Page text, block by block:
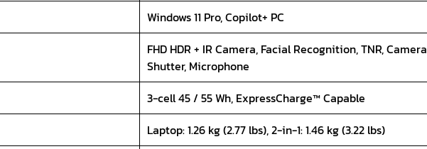
Windows 11 Pro, Copilot+ PC
FHD HDR + IR Camera, Facial Recognition, TNR, Camera
Shutter, Microphone
3-cell 45 / 55 Wh, ExpressCharge™ Capable
Laptop: 1.26 kg (2.77 lbs), 2-in-1: 1.46 kg (3.22 lbs)